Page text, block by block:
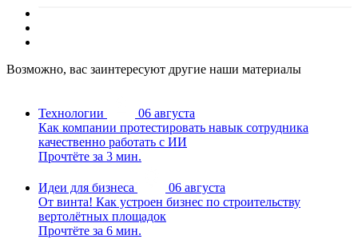
Возможно, вас заинтересуют другие наши материалы
Технологии
06 августа
Как компании протестировать навык сотрудника
качественно работать с ИИ
Прочтёте за 3 мин.
Идеи для бизнеса
06 августа
От винта! Как устроен бизнес по строительству
вертолётных площадок
Прочтёте за 6 мин.